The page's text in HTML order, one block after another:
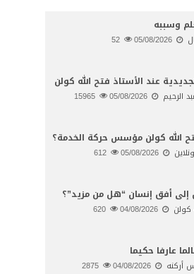
وسببه
05/08/2026
عند الأستاذ فتح الله كولن
الرحيم 05/08/2026
الله كولن مؤسس حركة الخدمة؟
05/08/2026
أفق إنسان “هل من مزيد”؟
كولن 04/08/2026
عارفا حكيما
أركنه 04/08/2026